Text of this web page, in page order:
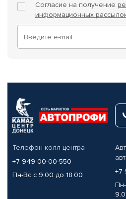
Согласие на получение
информационных
Телефон колл-центра
+7 949 00-00-550
Пн-Вс с 9.00 до 18.00
+7